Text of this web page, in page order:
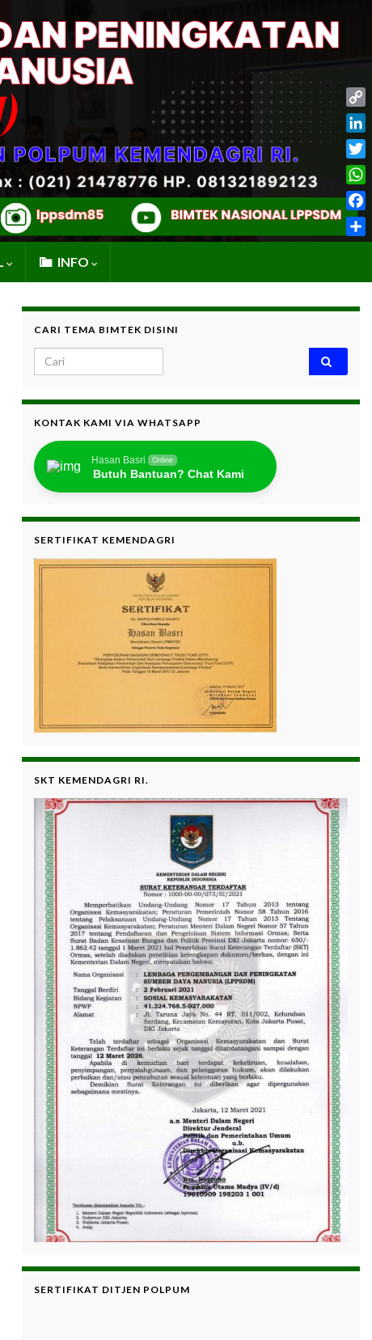
INFO
CARI TEMA BIMTEK DISINI
Search for:
KONTAK KAMI VIA WHATSAPP
Hasan Basri Online
Butuh Bantuan? Chat Kami
SERTIFIKAT KEMENDAGRI
SKT KEMENDAGRI RI.
SERTIFIKAT DITJEN POLPUM
Link